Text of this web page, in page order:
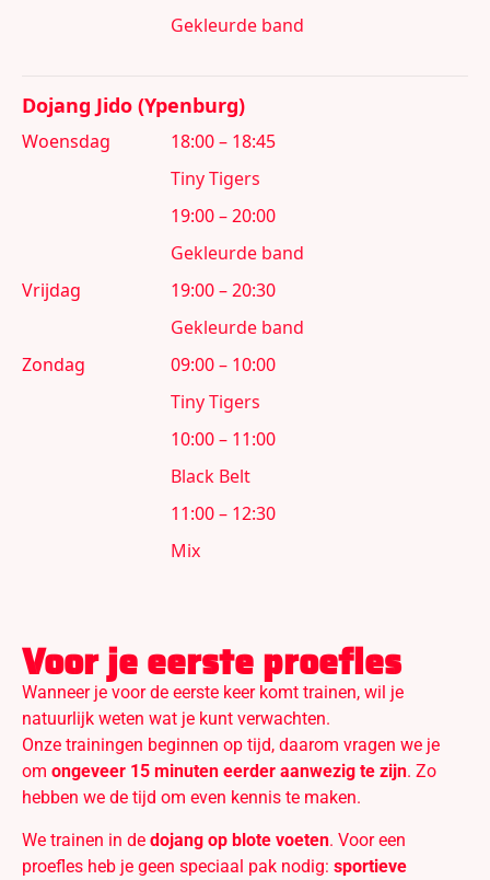
Gekleurde band
Dojang Jido (Ypenburg)
Woensdag
18:00 – 18:45
Tiny Tigers
19:00 – 20:00
Gekleurde band
Vrijdag
19:00 – 20:30
Gekleurde band
Zondag
09:00 – 10:00
Tiny Tigers
10:00 – 11:00
Black Belt
11:00 – 12:30
Mix
Voor je eerste proefles
Wanneer je voor de eerste keer komt trainen, wil je
natuurlijk weten wat je kunt verwachten.
Onze trainingen beginnen op tijd, daarom vragen we je
om ongeveer 15 minuten eerder aanwezig te zijn. Zo
hebben we de tijd om even kennis te maken.
We trainen in de dojang op blote voeten. Voor een
proefles heb je geen speciaal pak nodig: sportieve